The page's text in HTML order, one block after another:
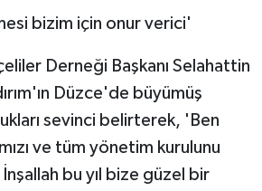
bizim için onur verici'
Derneği Başkanı Selahattin
Düzce'de büyümüş
sevinci belirterek, 'Ben
ve tüm yönetim kurulunu
bu yıl bize güzel bir